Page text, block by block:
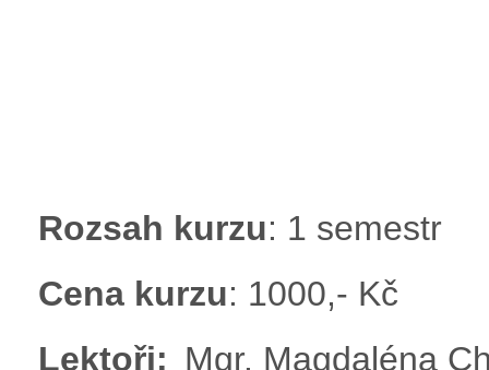
Rozsah kurzu: 1 semestr
Cena kurzu: 1000,- Kč
Lektoři: Mgr. Magdaléna